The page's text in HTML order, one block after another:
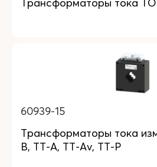
60939-15
Трансформаторы тока
В, ТТ-А, ТТ-Аv, ТТ-Р